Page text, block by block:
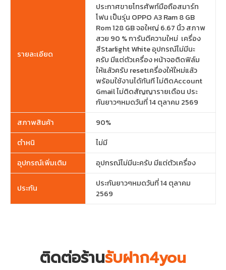
รายละเอียด
ประกาศขายโทรศัพท์มือถือสมาร์ท
โฟน เป็นรุ่น OPPO A3 Ram 8 GB
Rom 128 GB จอใหญ่ 6.67 นิ้ว สภาพ
สวย 90 % การันตีความใหม่ เครื่อง
สีStarlight White อุปกรณ์ไม่มีนะ
ครับ มีแต่ตัวเครื่อง หน้าจอติดฟิล์ม
ให้แล้วครับ resetเครื่องให้ใหม่แล้ว
พร้อมใช้งานได้ทันที ไม่ติดAccount
Gmail ไม่ติดสัญญารายเดือน ประ
กันยาวๆหมดวันที่ 14 ตุลาคม 2569
สภาพสินค้า
90%
ตำหนิ
ไม่มี
อุปกรณ์เพิ่มเติม
อุปกรณ์ไม่มีนะครับ มีแต่ตัวเครื่อง
ประกัน
ประกันยาวๆหมดวันที่ 14 ตุลาคม
2569
ติดต่อร้านรับฝาก4you